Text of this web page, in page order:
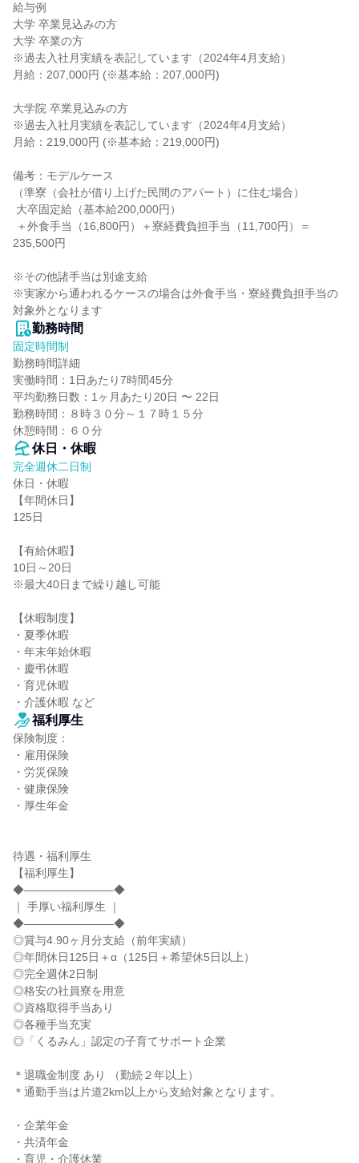
給与例
大学 卒業見込みの方
大学 卒業の方
※過去入社月実績を表記しています（2024年4月支給）
月給：207,000円 (※基本給：207,000円)
大学院 卒業見込みの方
※過去入社月実績を表記しています（2024年4月支給）
月給：219,000円 (※基本給：219,000円)
備考：モデルケース
（準寮（会社が借り上げた民間のアパート）に住む場合）
235,500円
※その他諸手当は別途支給
※実家から通われるケースの場合は外食手当・寮経費負担手当の
対象外となります
勤務時間
固定時間制
勤務時間詳細
実働時間：1日あたり7時間45分
平均勤務日数：1ヶ月あたり20日 〜 22日
勤務時間：８時３０分～１７時１５分
休憩時間：６０分
休日・休暇
完全週休二日制
休日・休暇
【年間休日】
125日
【有給休暇】
10日～20日
※最大40日まで繰り越し可能
【休暇制度】
・夏季休暇
・年末年始休暇
・慶弔休暇
・育児休暇
・介護休暇 など
福利厚生
保険制度：
・雇用保険
・労災保険
・健康保険
・厚生年金
待遇・福利厚生
【福利厚生】
◆――――――――◆
｜ 手厚い福利厚生 ｜
◆――――――――◆
◎賞与4.90ヶ月分支給（前年実績）
◎年間休日125日＋α（125日＋希望休5日以上）
◎完全週休2日制
◎格安の社員寮を用意
◎資格取得手当あり
◎各種手当充実
◎「くるみん」認定の子育てサポート企業
＊退職金制度 あり （勤続２年以上）
＊通勤手当は片道2km以上から支給対象となります。
・企業年金
・共済年金
・育児・介護休業